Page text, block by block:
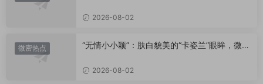
2026-08-02
微密热点
“无情小小颖”：肤白貌美的“卡姿兰”眼眸，微密
2026-08-02